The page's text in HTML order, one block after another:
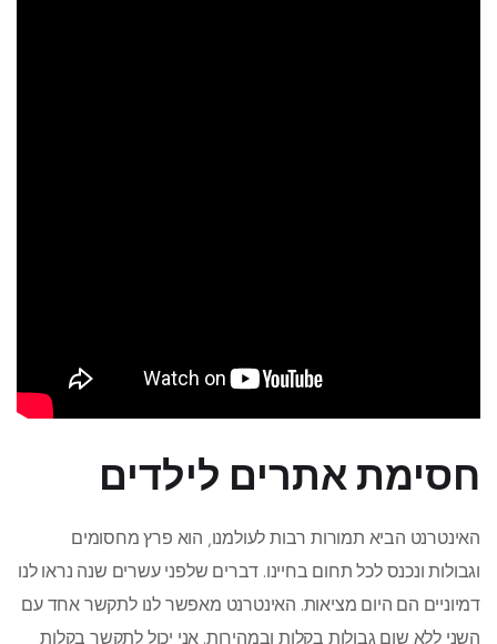
חסימת אתרים לילדים
האינטרנט הביא תמורות רבות לעולמנו, הוא פרץ מחסומים
וגבולות ונכנס לכל תחום בחיינו. דברים שלפני עשרים שנה נראו לנו
דמיוניים הם היום מציאות. האינטרנט מאפשר לנו לתקשר אחד עם
השני ללא שום גבולות בקלות ובמהירות. אני יכול לתקשר בקלות